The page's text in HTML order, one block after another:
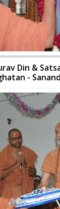
Din &
- Sanand